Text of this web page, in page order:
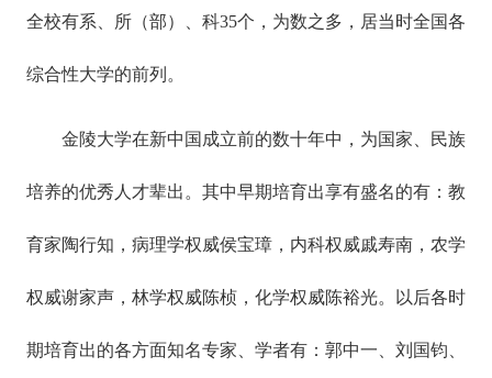
全校有系、所（部）、科35个，为数之多，居当时全国各
综合性大学的前列。
金陵大学在新中国成立前的数十年中，为国家、民族
培养的优秀人才辈出。其中早期培育出享有盛名的有：教
育家陶行知，病理学权威侯宝璋，内科权威戚寿南，农学
权威谢家声，林学权威陈桢，化学权威陈裕光。以后各时
期培育出的各方面知名专家、学者有：郭中一、刘国钧、